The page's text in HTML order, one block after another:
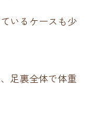
いるケースも少
足裏全体で体重